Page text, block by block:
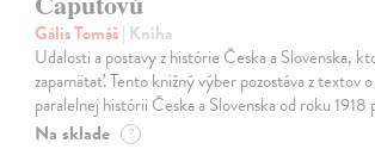
Gális Tomáš| Kniha
Udalosti a postavy z histórie Česka a Slovenska,
zapamätať. Tento knižný výber pozostáva z textov
paralelnej histórii Česka a Slovenska od roku 1918
Na sklade ?